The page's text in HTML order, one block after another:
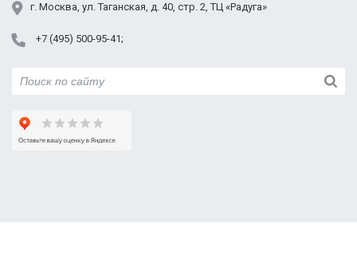
г. Москва, ул. Таганская, д. 40, стр. 2, ТЦ «Радуга»
+7 (495) 500-95-41